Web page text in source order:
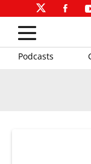
Podcasts